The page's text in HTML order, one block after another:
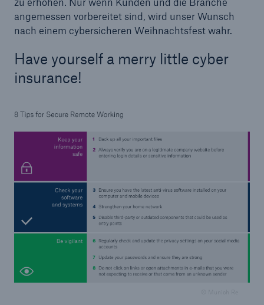
angemessen vorbereitet sind, wird unser Wunsch
nach einem cybersicheren Weihnachtsfest wahr.
Have yourself a merry little cyber
insurance!
Cyber-Lösungen von Munich Re
Navigation schließen oder Escape-Taste drücken Suche
Home
Risiken